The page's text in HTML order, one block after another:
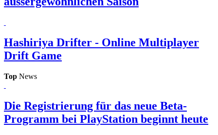
Hashiriya Drifter - Online Multiplayer
Drift Game
Top News
Die Registrierung für das neue Beta-
Programm bei PlayStation beginnt heute